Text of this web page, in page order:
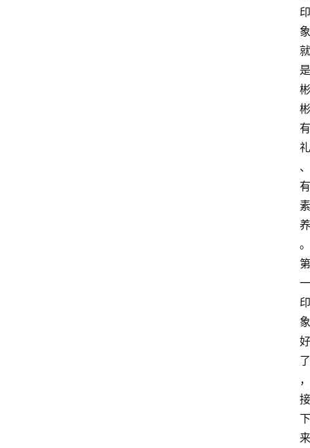
印
象
就
是
彬
彬
有
礼
、
有
素
养
。
第
一
印
象
好
了
，
接
下
来